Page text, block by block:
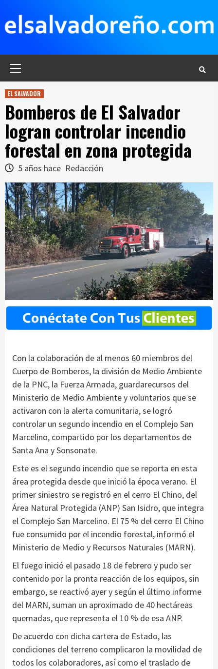
contenido
EL SALVADOR
Bomberos de El Salvador
logran controlar incendio
forestal en zona protegida
5 años hace Redacción
Con la colaboración de al menos 60 miembros del
Cuerpo de Bomberos, la división de Medio Ambiente
de la PNC, la Fuerza Armada, guardarecursos del
Ministerio de Medio Ambiente y voluntarios que se
activaron con la alerta comunitaria, se logró
controlar un segundo incendio en el Complejo San
Marcelino, compartido por los departamentos de
Santa Ana y Sonsonate.
Este es el segundo incendio que se reporta en esta
área protegida desde que inició la época verano. El
primer siniestro se registró en el cerro El Chino, del
Área Natural Protegida (ANP) San Isidro, que integra
el Complejo San Marcelino. El 75 % del cerro El Chino
fue consumido por el incendio forestal, informó el
Ministerio de Medio y Recursos Naturales (MARN).
El fuego inició el pasado 18 de febrero y pudo ser
contenido por la pronta reacción de los equipos, sin
embargo, se reactivó ayer y según el último informe
del MARN, suman un aproximado de 40 hectáreas
quemadas, que representa el 10 % de esa ANP.
De acuerdo con dicha cartera de Estado, las
condiciones del terreno complicaron la movilidad de
todos los colaboradores, así como el traslado de